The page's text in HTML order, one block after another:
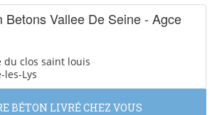
Betons Vallee De Seine - Agce
clos saint louis
les-Lys
BÉTON LIVRÉ CHEZ VOUS